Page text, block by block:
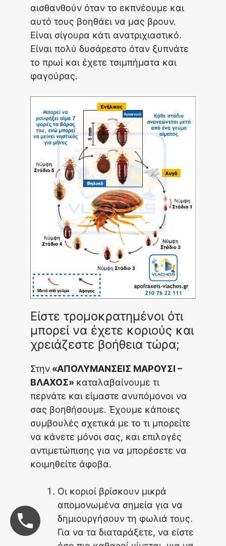
αισθανθούν όταν το εκπνέουμε και
αυτό τους βοηθάει να μας βρουν.
Είναι σίγουρα κάτι ανατριχιαστικό.
Είναι πολύ δυσάρεστο όταν ξυπνάτε
το πρωί και έχετε τσιμπήματα και
φαγούρας.
Είστε τρομοκρατημένοι ότι
μπορεί να έχετε κοριούς και
χρειάζεστε βοήθεια τώρα;
Στην «ΑΠΟΛΥΜΑΝΣΕΙΣ ΜΑΡΟΥΣΙ –
ΒΛΑΧΟΣ» καταλαβαίνουμε τι
περνάτε και είμαστε ανυπόμονοι να
σας βοηθήσουμε. Έχουμε κάποιες
συμβουλές σχετικά με το τι μπορείτε
να κάνετε μόνοι σας, και επιλογές
αντιμετώπισης για να μπορέσετε να
κοιμηθείτε άφοβα.
Οι κοριοί βρίσκουν μικρά
απομονωμένα σημεία για να
δημιουργήσουν τη φωλιά τους.
Για να τα διαταράξετε, να είστε